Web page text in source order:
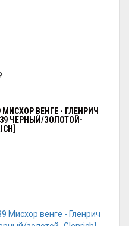
МИСХОР ВЕНГЕ - ГЛЕНРИЧ
ЧЕРНЫЙ/ЗОЛОТОЙ-